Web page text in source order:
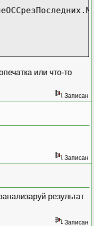
или что-то
Записан
Записан
результат
Записан